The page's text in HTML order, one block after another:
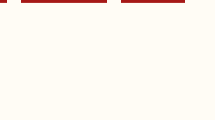
della Diocesi di Bologna (Corty)